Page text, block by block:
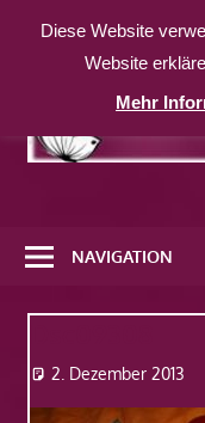
Inhalt
weitere
Website
NAVIGATION
2. Dezember 2013
Diese Website
Website
Mehr